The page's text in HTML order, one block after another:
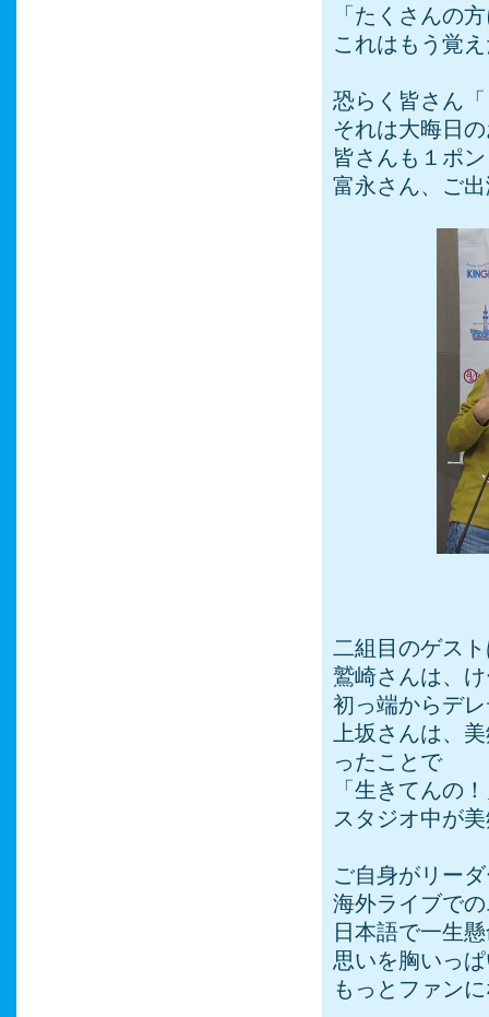
「たくさんの
これはもう覚
恐らく皆さん
それは大晦日
皆さんも１ポ
富永さん、ご
二組目のゲス
鷲崎さんは、
初っ端からデ
上坂さんは、
ったことで
「生きてんの
スタジオ中が
ご自身がリー
海外ライブで
日本語で一生
思いを胸いっ
もっとファン